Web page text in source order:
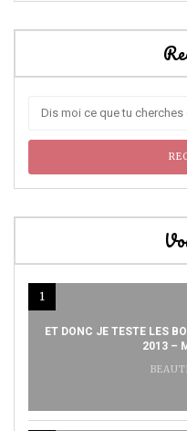
1
ET DONC JE TESTE LES
2013 –